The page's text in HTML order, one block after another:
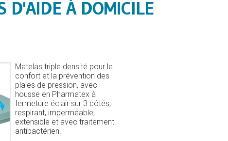
D'AIDE À DOMICILE
Matelas triple densité pour le
confort et la prévention des
plaies de pression, avec
housse en Pharmatex à
fermeture éclair sur 3 côtés,
respirant, imperméable,
extensible et avec traitement
antibactérien.